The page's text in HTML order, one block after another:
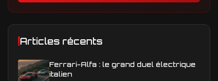
Articles récents
Ferrari-Alfa : le grand duel électrique
italien